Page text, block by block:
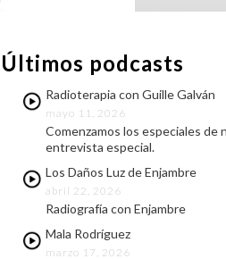
FEED RSS
INCRUSTAR
Últimos podcasts
Radioterapia con Guille Galván
mayo 11, 2026
Comenzamos los especiales
entrevista especial.
Los Daños Luz de Enjambre
abril 22, 2026
Radiografía con Enjambre
Mala Rodríguez
marzo 17, 2026